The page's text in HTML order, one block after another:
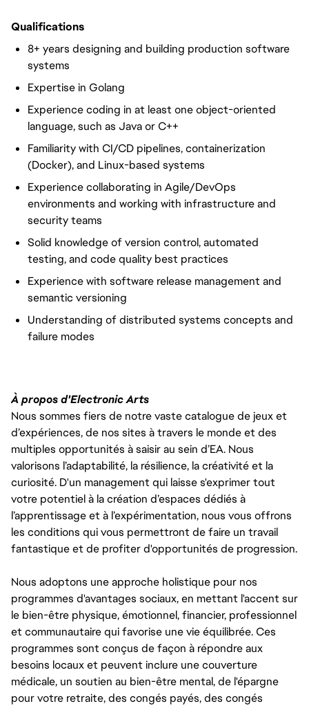
Qualifications
8+ years designing and building production software
systems
Expertise in Golang
Experience coding in at least one object-oriented
language, such as Java or C++
Familiarity with CI/CD pipelines, containerization
(Docker), and Linux-based systems
Experience collaborating in Agile/DevOps
environments and working with infrastructure and
security teams
Solid knowledge of version control, automated
testing, and code quality best practices
Experience with software release management and
semantic versioning
Understanding of distributed systems concepts and
failure modes
À propos d'Electronic Arts
Nous sommes fiers de notre vaste catalogue de jeux et
d’expériences, de nos sites à travers le monde et des
multiples opportunités à saisir au sein d’EA. Nous
valorisons l’adaptabilité, la résilience, la créativité et la
curiosité. D'un management qui laisse s'exprimer tout
votre potentiel à la création d’espaces dédiés à
l’apprentissage et à l’expérimentation, nous vous offrons
les conditions qui vous permettront de faire un travail
fantastique et de profiter d'opportunités de progression.
Nous adoptons une approche holistique pour nos
programmes d'avantages sociaux, en mettant l'accent sur
le bien-être physique, émotionnel, financier, professionnel
et communautaire qui favorise une vie équilibrée. Ces
programmes sont conçus de façon à répondre aux
besoins locaux et peuvent inclure une couverture
médicale, un soutien au bien-être mental, de l'épargne
pour votre retraite, des congés payés, des congés